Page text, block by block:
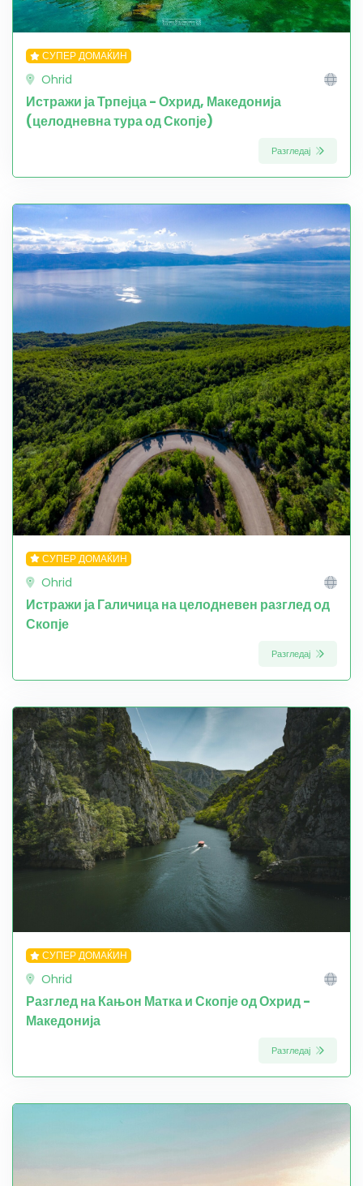
СУПЕР ДОМАЌИН
Ohrid
Истражи ја Трпејца - Охрид, Македонија
(целодневна тура од Скопје)
Разгледај
СУПЕР ДОМАЌИН
Ohrid
Истражи ја Галичица на целодневен разглед од
Скопје
Разгледај
СУПЕР ДОМАЌИН
Ohrid
Разглед на Кањон Матка и Скопје од Охрид -
Македонија
Разгледај